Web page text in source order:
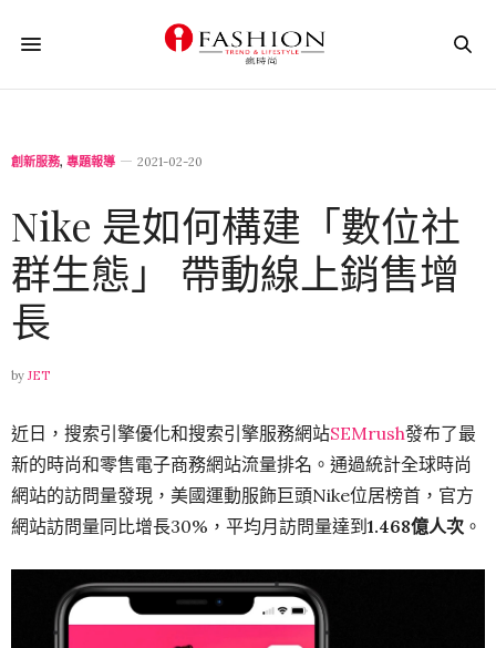
創新服務, 專題報導 2021-02-20
Nike 是如何構建「數位社
群生態」 帶動線上銷售增
長
by JET
近日，搜索引擎優化和搜索引擎服務網站SEMrush發布了最
新的時尚和零售電子商務網站流量排名。通過統計全球時尚
網站的訪問量發現，美國運動服飾巨頭Nike位居榜首，官方
網站訪問量同比增長30%，平均月訪問量達到 1.468億人次 。